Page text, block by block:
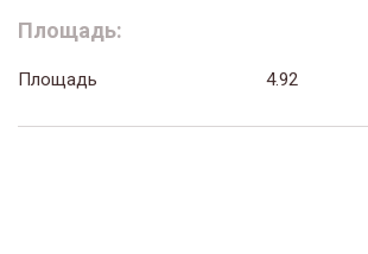
Площадь:
Площадь 4.92